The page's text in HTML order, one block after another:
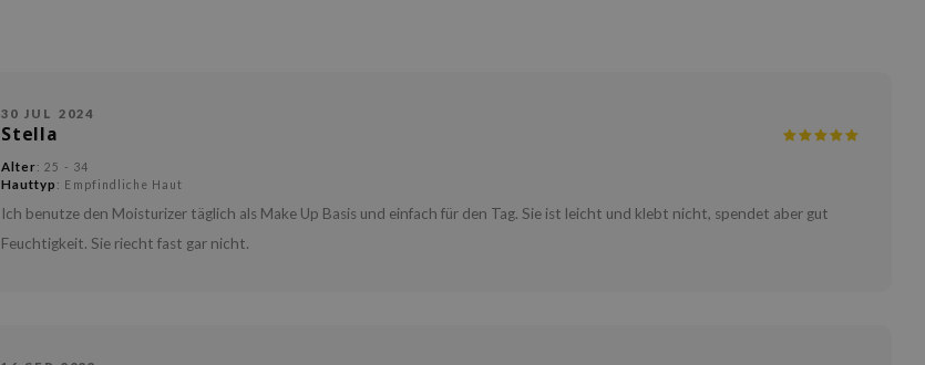
30 JUL 2024
Stella
Alter: 25 - 34
Hauttyp : Empfindliche Haut
Ich benutze den Moisturizer täglich als Make Up Basis und einfach für den Tag. Sie ist leicht und klebt nicht, spendet aber gut
Feuchtigkeit. Sie riecht fast gar nicht.